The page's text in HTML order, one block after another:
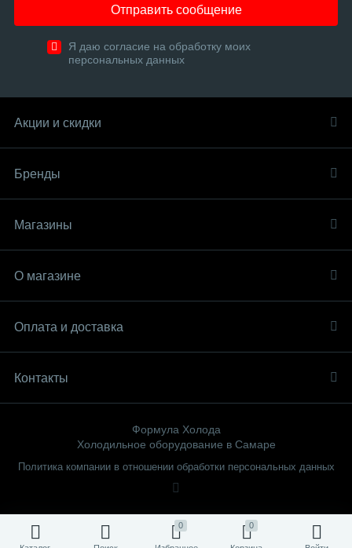
0 0
Отправить сообщение
Я даю согласие на обработку моих
персональных данных
Акции и скидки
Бренды
Магазины
О магазине
Оплата и доставка
Контакты
Формула Холода
Холодильное оборудование в Самаре
Политика компании в отношении обработки персональных данных